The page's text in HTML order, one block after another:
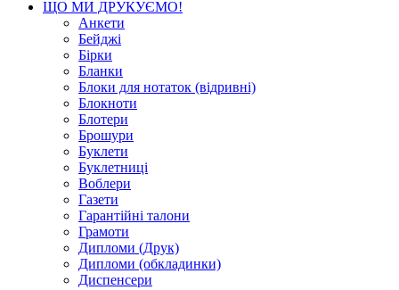
ЩО МИ ДРУКУЄМО!
Анкети
Бейджі
Бірки
Бланки
Блоки для нотаток (відривні)
Блокноти
Блотери
Брошури
Буклети
Буклетниці
Воблери
Газети
Гарантійні талони
Грамоти
Дипломи (Друк)
Дипломи (обкладинки)
Диспенсери